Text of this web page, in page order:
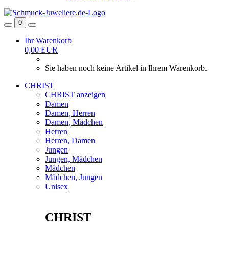
0
Ihr Warenkorb
0,00 EUR
Sie haben noch keine Artikel in Ihrem Warenkorb.
CHRIST
CHRIST anzeigen
Damen
Damen, Herren
Damen, Mädchen
Herren
Herren, Damen
Jungen
Jungen, Mädchen
Mädchen
Mädchen, Jungen
Unisex
CHRIST